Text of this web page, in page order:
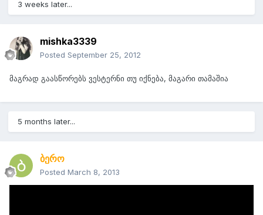
3 weeks later...
mishka3339
Posted September 25, 2012
მაგრად გაასწორებს ვესტერნი თუ იქნება, მაგარი თამაშია
5 months later...
ბერო
Posted March 8, 2013